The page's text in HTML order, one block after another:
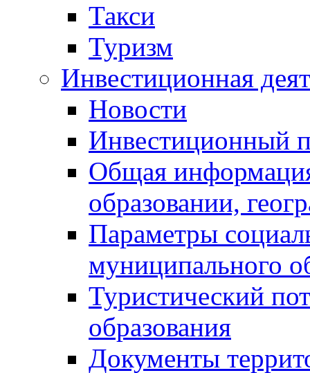
Такси
Туризм
Инвестиционная
Новости
Инвестиционный
Общая
образовании,
Параметры
муниципального
Туристический
образования
Документы